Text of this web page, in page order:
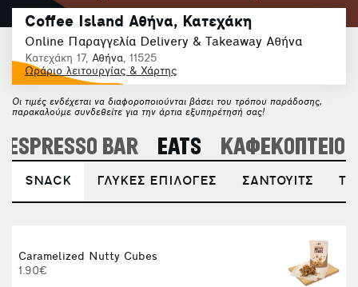
Coffee Island Αθήνα, Κατεχάκη
Online Παραγγελία Delivery & Takeaway Αθήνα
Κατεχάκη 17, Αθήνα, 11525
Ωράριο λειτουργίας & Χάρτης
Οι τιμές ενδέχεται να διαφοροποιούνται βάσει του τρόπου παράδοσης,
παρακαλούμε συνδεθείτε για την άρτια εξυπηρέτησή σας!
ESPRESSO BAR EATS ΚΑΦΕΚΟΠΤΕΙΟ
SNACK ΓΛΥΚΕΣ ΕΠΙΛΟΓΕΣ ΣΑΝΤΟΥΙΤΣ
Caramelized Nutty Cubes
1.90€